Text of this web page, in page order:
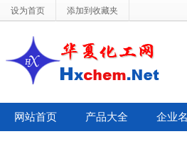
设为首页 添加到收藏夹
网站首页 产品大全 企业